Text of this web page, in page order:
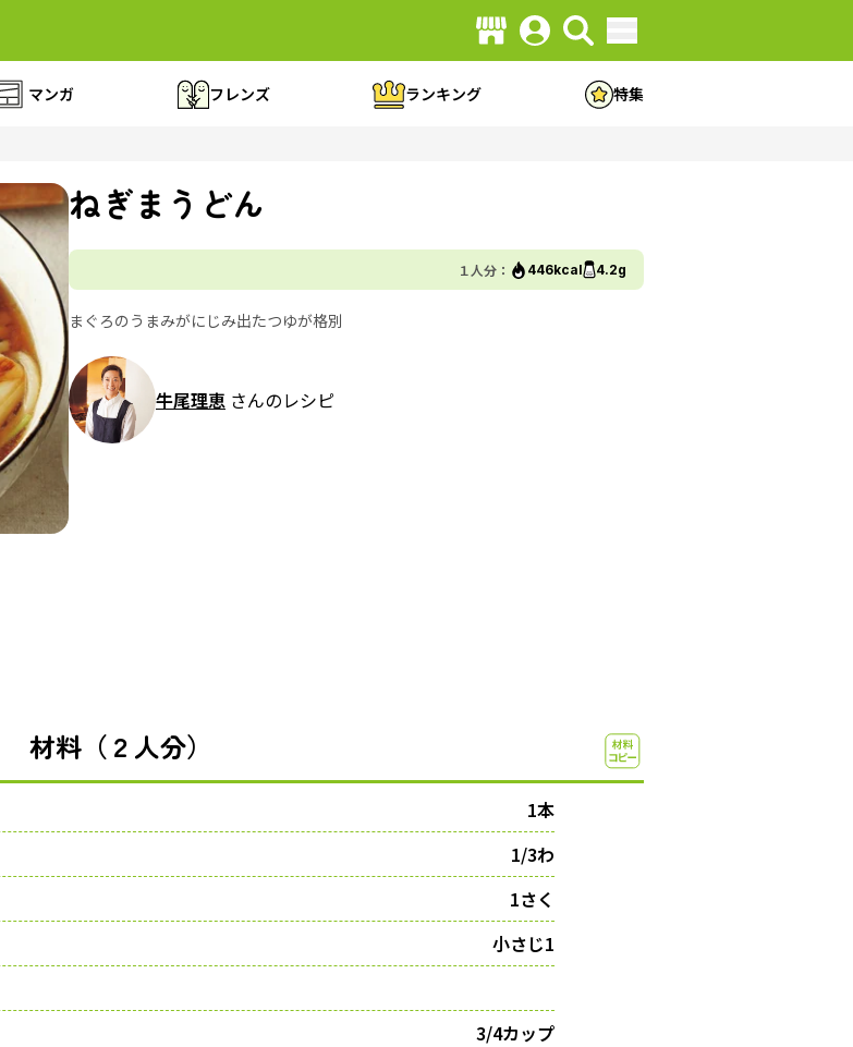
マンガ フレンズ ランキング 特集
ねぎまうどん
１人分： 446kcal 4.2g
まぐろのうまみがにじみ出たつゆが格別
牛尾理恵 さんのレシピ
材料（２人分）
1本
1/3わ
1さく
小さじ1
3/4カップ